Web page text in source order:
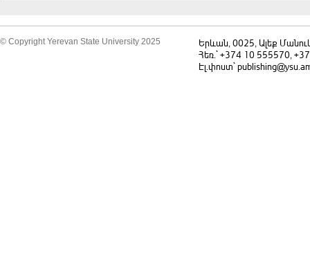
© Copyright Yerevan State University 2025
Երևան, 0025, Ալեք
Հեռ.` +374 10 555570,
Էլ.փոստ`